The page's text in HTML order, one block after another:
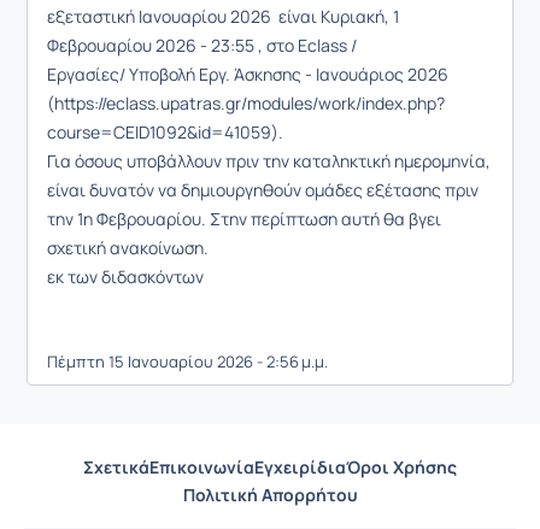
εξεταστική Ιανουαρίου 2026 είναι Κυριακή, 1
Φεβρουαρίου 2026 - 23:55 , στο Eclass /
Εργασίες/Υποβολή Εργ. Άσκησης - Ιανουάριος 2026
(https://eclass.upatras.gr/modules/work/index.php?
course=CEID1092&id=41059).
Για όσους υποβάλλουν πριν την καταληκτική ημερομηνία,
είναι δυνατόν να δημιουργηθούν ομάδες εξέτασης πριν
την 1η Φεβρουαρίου. Στην περίπτωση αυτή θα βγει
σχετική ανακοίνωση.
εκ των διδασκόντων
Πέμπτη 15 Ιανουαρίου 2026 - 2:56 μ.μ.
ΣχετικάΕπικοινωνίαΕγχειρίδιαΌροι Χρήσης
Πολιτική Απορρήτου